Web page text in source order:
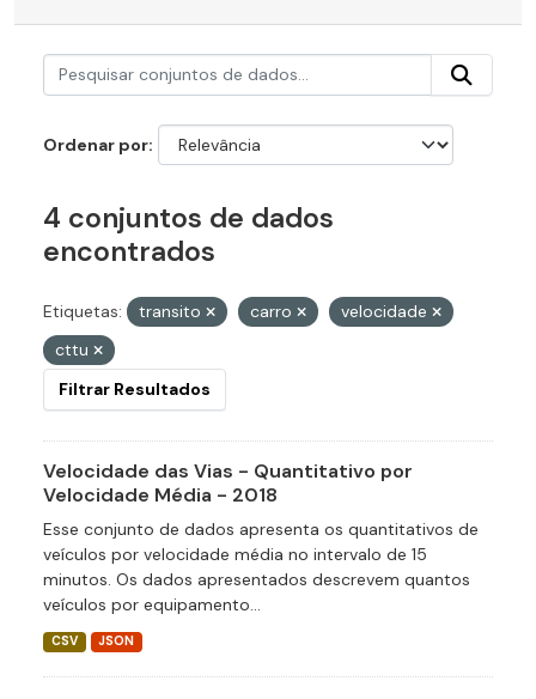
Ordenar por
4 conjuntos de dados
encontrados
Etiquetas: transito carro
velocidade
cttu
Filtrar Resultados
Velocidade das Vias - Quantitativo por
Velocidade Média - 2018
Esse conjunto de dados apresenta os quantitativos de
veículos por velocidade média no intervalo de 15
minutos. Os dados apresentados descrevem quantos
veículos por equipamento...
CSV JSON